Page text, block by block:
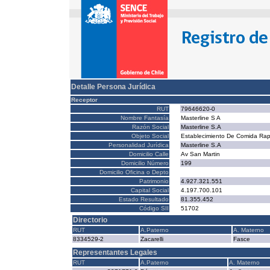
Detalle Persona Jurídica
Receptor
RUT
79646620-0
Nombre Fantasía
Masterline S A
Razón Social
Masterline S.A
Objeto Social
Establecimiento De Comida
Personalidad Jurídica
Masterline S.A
Domicilio Calle
Av San Martin
Domicilio Número
199
Domicilio Oficina o Depto
Patrimonio
4.927.321.551
Capital Social
4.197.700.101
Estado Resultado
81.355.452
Código SII
51702
Directorio
RUT A.Paterno
A. Materno
8334529-2
Zacarelli Fasce
Representantes Legales
RUT A.Paterno
A. Materno